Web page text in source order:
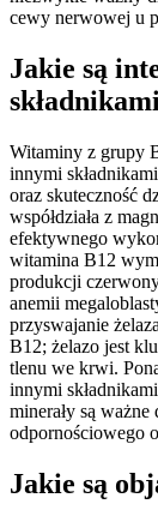
cewy nerwowej u
Jakie są
Witaminy z grupy
innymi
oraz skuteczność
współdziała z
efektywnego
witamina B12
produkcji
anemii
przyswajanie
B12; żelazo jest
tlenu we krwi.
innymi
minerały są
odpornościowego
Jakie są